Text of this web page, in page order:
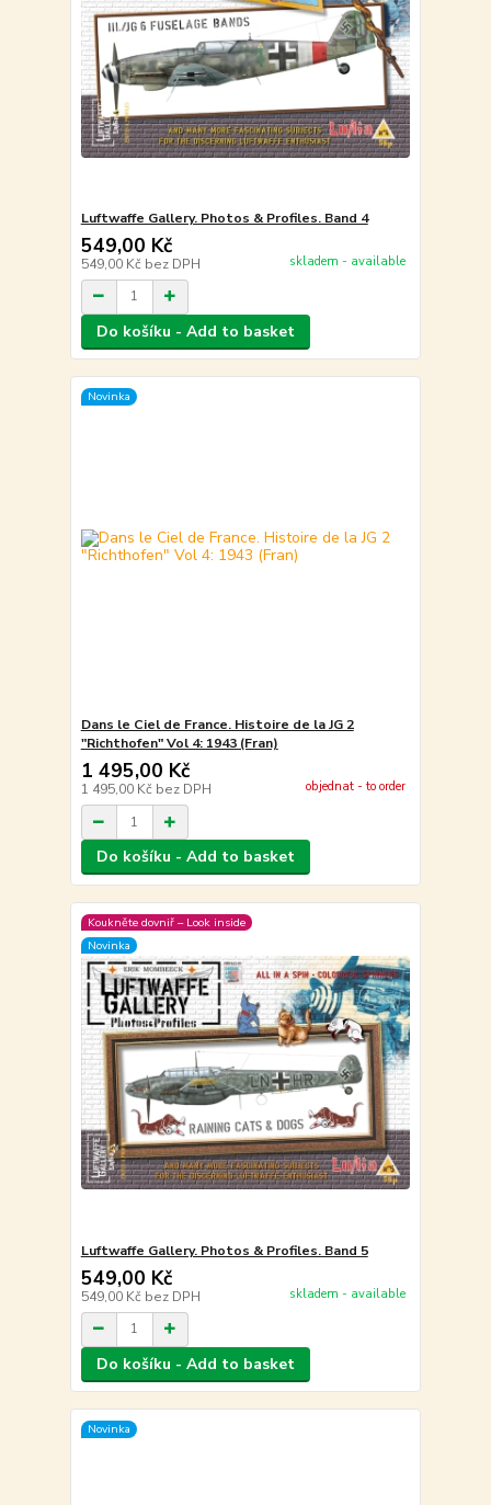
Luftwaffe Gallery. Photos & Profiles. Band 4
549,00 Kč
549,00 Kč bez DPH skladem - available
Do košíku - Add to basket
Novinka
Dans le Ciel de France. Histoire de la JG 2
"Richthofen" Vol 4: 1943 (Fran)
1 495,00 Kč
1 495,00 Kč bez DPH objednat - to order
Do košíku - Add to basket
Koukněte dovniř – Look inside
Novinka
Luftwaffe Gallery. Photos & Profiles. Band 5
549,00 Kč
549,00 Kč bez DPH skladem - available
Do košíku - Add to basket
Novinka